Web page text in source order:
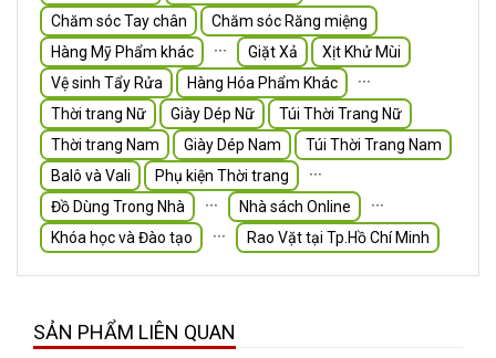
Chăm sóc Tay chân
Chăm sóc Răng miệng
Hàng Mỹ Phẩm khác
∙∙∙ Giặt Xả
Xịt Khử Mùi
Vệ sinh Tẩy Rửa
Hàng Hóa Phẩm Khác
∙∙∙
Thời trang Nữ
Giày Dép Nữ
Túi Thời Trang Nữ
Thời trang Nam
Giày Dép Nam
Túi Thời Trang Nam
Balô và Vali
Phụ kiện Thời trang
∙∙∙
Đồ Dùng Trong Nhà
∙∙∙ Nhà sách Online
∙∙∙
Khóa học và Đào tạo
∙∙∙ Rao Vặt tại Tp.Hồ Chí Minh
SẢN PHẨM LIÊN QUAN